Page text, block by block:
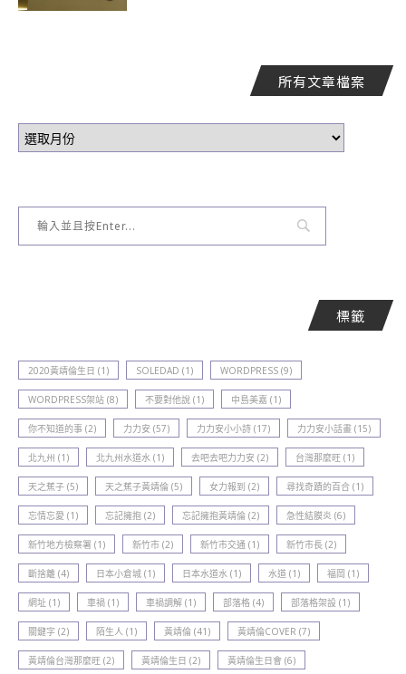
所有文章檔案
標籤
2020黃靖倫生日 (1) SOLEDAD (1) WORDPRESS (9)
WORDPRESS架站 (8) 不要對他說 (1) 中島美嘉 (1)
你不知道的事 (2) 力力安 (57) 力力安小小詩 (17) 力力安小話畫 (15)
北九州 (1) 北九州水道水 (1) 去吧去吧力力安 (2) 台灣那麼旺 (1)
天之蕉子 (5) 天之蕉子黃靖倫 (5) 女力報到 (2) 尋找奇蹟的百合 (1)
忘情忘愛 (1) 忘記擁抱 (2) 忘記擁抱黃靖倫 (2) 急性結膜炎 (6)
新竹地方檢察署 (1) 新竹巿 (2) 新竹巿交通 (1) 新竹巿長 (2)
斷捨離 (4) 日本小倉城 (1) 日本水道水 (1) 水道 (1) 福岡 (1)
網址 (1) 車禍 (1) 車禍調解 (1) 部落格 (4) 部落格架設 (1)
關鍵字 (2) 陌生人 (1) 黃靖倫 (41) 黃靖倫COVER (7)
黃靖倫台灣那麼旺 (2) 黃靖倫生日 (2) 黃靖倫生日會 (6)